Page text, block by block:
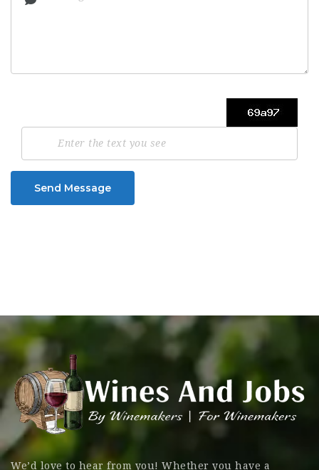
Send Message
We’d love to hear from you! Whether you have a